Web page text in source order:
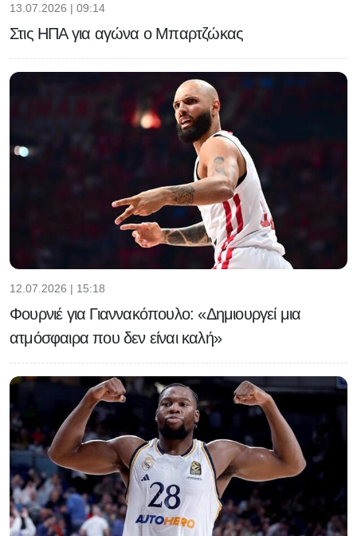
13.07.2026 | 09:14
Στις ΗΠΑ για αγώνα ο Μπαρτζώκας
12.07.2026 | 15:18
Φουρνιέ για Γιαννακόπουλο: «Δημιουργεί μια
ατμόσφαιρα που δεν είναι καλή»